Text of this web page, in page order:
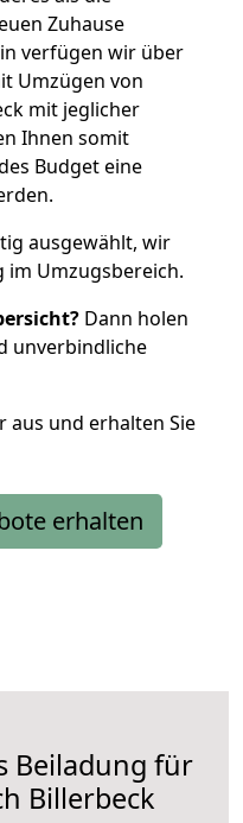
Zuhause
verfügen wir über
Umzügen von
mit jeglicher
Ihnen somit
Budget eine
ausgewählt, wir
im Umzugsbereich.
Dann holen
unverbindliche
aus und erhalten Sie
erhalten
Beiladung für
Billerbeck